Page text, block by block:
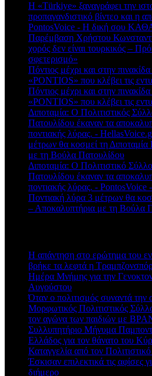
Η «Türkiye» ξαναγράφει την
προπαγανδιστικό βίντεο και η
PontosVoice - H δική σου
Παρέμβαση Χρήστου
χορός δεν είναι τουρκικός –
σφετερισμό»
Πόντιος μέχρι και στην
«PONTIOS» που κλέβει τις
Πόντιος μέχρι και στην
«PONTIOS» που κλέβει τις
Διποταμία: Ο Πολιτιστικός
Πατουλίδου έκαναν τα
ποντιακής λύρας. -
μέτρων θα κοσμεί τη
με τη Βούλα Πατουλίδου
Διποταμία: Ο Πολιτιστικό
Πατουλίδου έκαναν τα
ποντιακής λύρας. -
Ποντιακή λύρα 3 μέτρων θα
– Αποκαλυπτήρια με τη Βούλα
Η απάντηση στο ερώτημα του
βρήκε τα λεφτά η
Ημέρα Μνήμης για την
Αυγούστου
Όταν ο πολιτισμός συναντά
Μορφωτικός Πολιτιστικός
τον αγώνα των παιδιών με
Συλλυπητήριο Μήνυμα
Ελλάδος για τον θάνατο του
Καταγγελία από τον
Έσκισαν επιλεκτικά τις αφίσες
διήμερο